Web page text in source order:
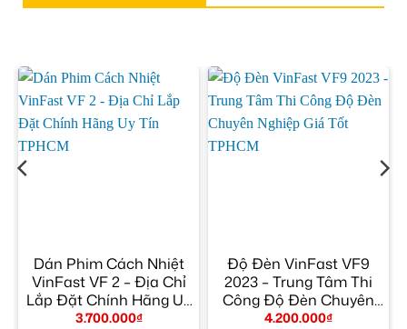
Dán Phim Cách Nhiệt
VinFast VF 2 – Địa Chỉ
Lắp Đặt Chính Hãng Uy
Tín TPHCM
3.700.000₫
Độ Đèn VinFast VF9
2023 – Trung Tâm Thi
Công Độ Đèn Chuyên
Nghiệp Giá Tốt TPHCM
4.200.000₫